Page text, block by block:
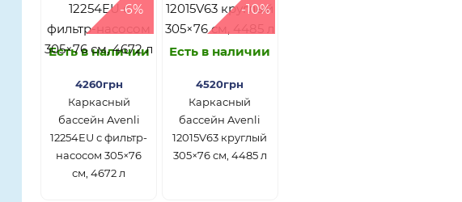
-6%
Есть в наличии
4260грн
Каркасный
бассейн Avenli
12254EU с фильтр-
насосом 305×76
см, 4672 л
-10%
Есть в наличии
4520грн
Каркасный
бассейн Avenli
12015V63 круглый
305×76 см, 4485 л